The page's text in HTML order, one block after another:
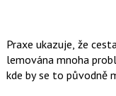
Praxe ukazuje, že
lemována mnoha
kde by se to původně